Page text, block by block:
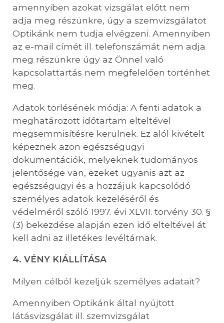
amennyiben azokat vizsgálat előtt nem
adja meg részünkre, úgy a szemvizsgálatot
Optikánk nem tudja elvégzeni. Amennyiben
az e-mail címét ill. telefonszámát nem adja
meg részünkre úgy az Önnel való
kapcsolattartás nem megfelelően történhet
meg.
Adatok törlésének módja: A fenti adatok a
meghatározott időtartam elteltével
megsemmisítésre kerülnek. Ez alól kivételt
képeznek azon egészségügyi
dokumentációk, melyeknek tudományos
jelentősége van, ezeket ugyanis azt az
egészségügyi és a hozzájuk kapcsolódó
személyes adatok kezeléséről és
védelméről szóló 1997. évi XLVII. törvény 30. §
(3) bekezdése alapján ezen idő elteltével át
kell adni az illetékes levéltárnak.
4. VÉNY KIÁLLÍTÁSA
Milyen célból kezeljük személyes adatait?
Amennyiben Optikánk által nyújtott
látásvizsgálat ill. szemvizsgálat